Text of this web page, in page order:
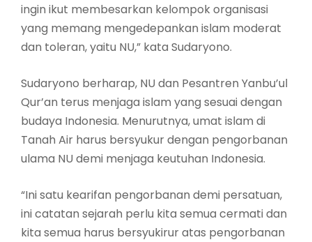
ingin ikut membesarkan kelompok organisasi
yang memang mengedepankan islam moderat
dan toleran, yaitu NU,” kata Sudaryono.
Sudaryono berharap, NU dan Pesantren Yanbu’ul
Qur’an terus menjaga islam yang sesuai dengan
budaya Indonesia. Menurutnya, umat islam di
Tanah Air harus bersyukur dengan pengorbanan
ulama NU demi menjaga keutuhan Indonesia.
“Ini satu kearifan pengorbanan demi persatuan,
ini catatan sejarah perlu kita semua cermati dan
kita semua harus bersyukirur atas pengorbanan